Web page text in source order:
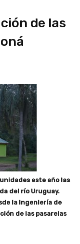
de las
este año las
del río Uruguay.
la Ingeniería de
de las pasarelas